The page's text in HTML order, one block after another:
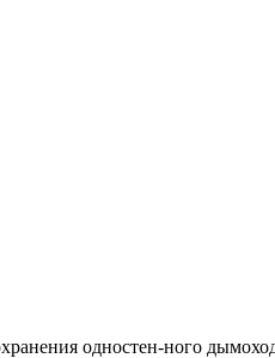
одностен-ного